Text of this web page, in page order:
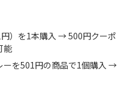
）を1本購入 → 500円クーポ
能
ーを501円の商品で1個購入 →